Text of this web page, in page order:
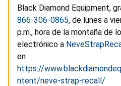
Black Diamond Equipment,
866-306-0865, de lunes a
p.m., hora de la montaña de
electrónico a
en
https://
ntent/neve-strap-recall/